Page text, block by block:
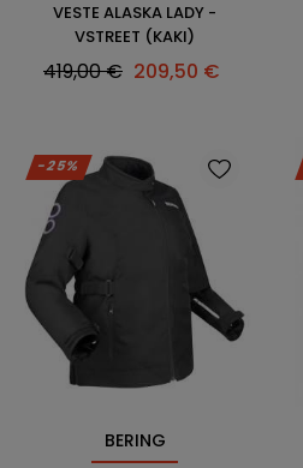
VESTE ALASKA LADY -
VSTREET (KAKI)
Prix
419,00 € Prix
209,50 €
-25%
BERING